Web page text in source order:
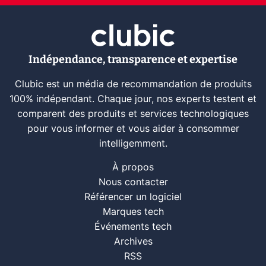
Indépendance, transparence et expertise
Clubic est un média de recommandation de produits
100% indépendant. Chaque jour, nos experts testent et
comparent des produits et services technologiques
pour vous informer et vous aider à consommer
intelligemment.
À propos
Nous contacter
Référencer un logiciel
Marques tech
Événements tech
Archives
RSS